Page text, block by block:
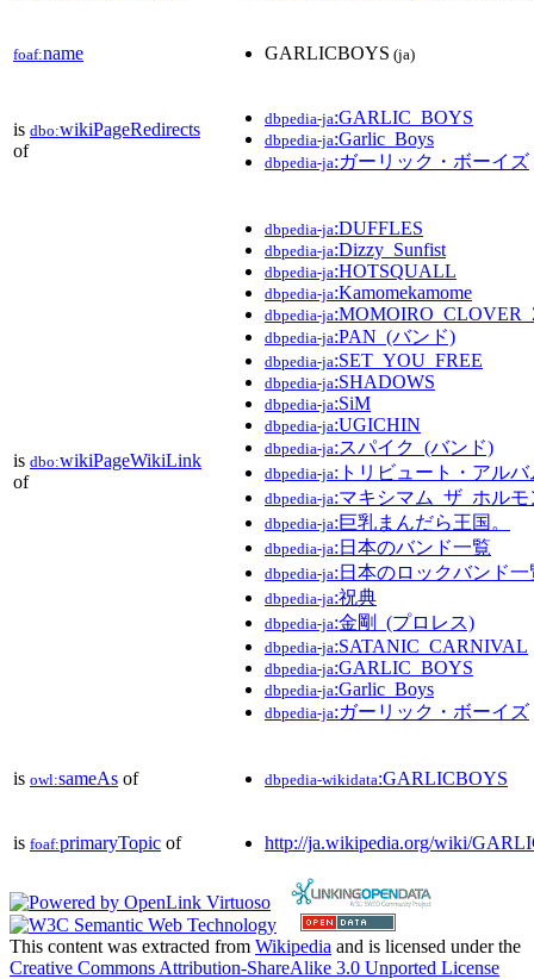
foaf:name GARLICBOYS (ja)
is dbo:wikiPageRedirects
of
dbpedia-ja:GARLIC_BOYS
dbpedia-ja:Garlic_Boys
dbpedia-ja:ガーリック・ボーイズ
is dbo:wikiPageWikiLink
of
dbpedia-ja:DUFFLES
dbpedia-ja:Dizzy_Sunfist
dbpedia-ja:HOTSQUALL
dbpedia-ja:Kamomekamome
dbpedia-ja
dbpedia-ja:PAN_(バンド)
dbpedia-ja:SET_YOU_FREE
dbpedia-ja:SHADOWS
dbpedia-ja:SiM
dbpedia-ja:UGICHIN
dbpedia-ja:スパイク_(バンド)
dbpedia-ja:トリビュート・アルバ
dbpedia-ja:マキシマム_ザ_ホルモ
dbpedia-ja:巨乳まんだら王国。
dbpedia-ja:日本のバンド一覧
dbpedia-ja:日本のロックバンド一
dbpedia-ja:祝典
dbpedia-ja:金剛_(プロレス)
dbpedia-ja:SATANIC_CARNIVAL
dbpedia-ja:GARLIC_BOYS
dbpedia-ja:Garlic_Boys
dbpedia-ja:ガーリック・ボーイズ
is owl:sameAs of dbpedia-wikidata:GARLICBOYS
is foaf:primaryTopic of http://ja.wikipedia.org/wiki/
This content was extracted from Wikipedia and is licensed under the
Creative Commons Attribution-ShareAlike 3.0 Unported License